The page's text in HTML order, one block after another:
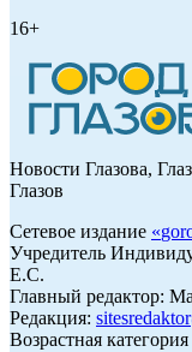
16+
Новости Глазова,
Глазов
Сетевое издание «
Учредитель
Е.С.
Главный редактор:
Редакция:
Возрастная